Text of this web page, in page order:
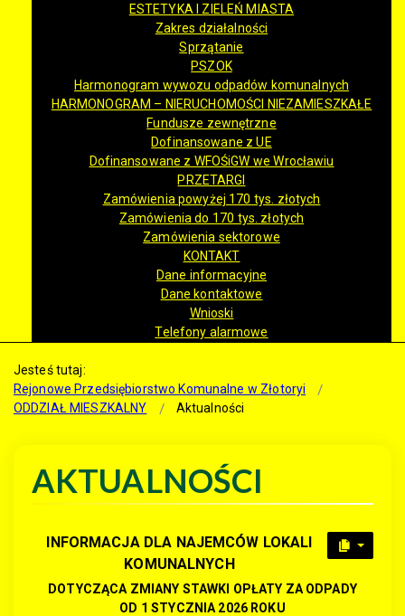
ESTETYKA I ZIELEŃ MIASTA
Zakres działalności
Sprzątanie
PSZOK
Harmonogram wywozu odpadów komunalnych
HARMONOGRAM – NIERUCHOMOŚCI NIEZAMIESZKAŁE
Fundusze zewnętrzne
Dofinansowane z UE
Dofinansowane z WFOŚiGW we Wrocławiu
PRZETARGI
Zamówienia powyżej 170 tys. złotych
Zamówienia do 170 tys. złotych
Zamówienia sektorowe
KONTAKT
Dane informacyjne
Dane kontaktowe
Wnioski
Telefony alarmowe
Jesteś tutaj:
Rejonowe Przedsiębiorstwo Komunalne w Złotoryi
ODDZIAŁ MIESZKALNY
Aktualności
AKTUALNOŚCI
INFORMACJA DLA NAJEMCÓW LOKALI
KOMUNALNYCH
DOTYCZĄCA ZMIANY STAWKI OPŁATY ZA ODPADY
OD 1 STYCZNIA 2026 ROKU